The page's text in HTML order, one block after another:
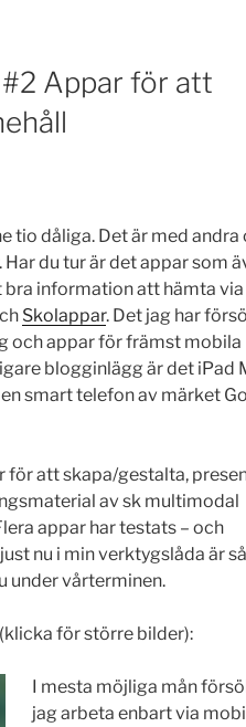
Appar för att
tio dåliga. Det är med andra
du tur är det appar som
information att hämta via
Skolappar. Det jag har
och appar för främst mobila
blogginlägg är det iPad
smart telefon av märket
för att skapa/gestalta,
av sk multimodal
appar har testats – och
nu i min verktygslåda är
under vårterminen.
(klicka för större bilder):
I mesta möjliga mån
jag arbeta enbart via